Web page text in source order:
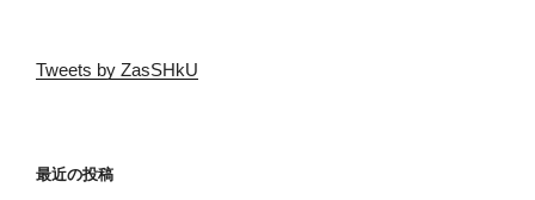
短
作
Tweets by ZasSHkU
最近の投稿